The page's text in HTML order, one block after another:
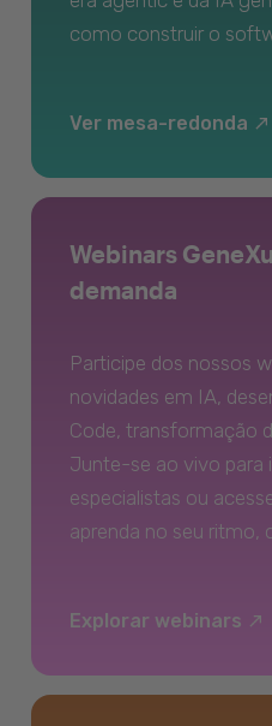
como construir o
Ver mesa-redonda
Webinars
demanda
Participe dos nossos
novidades em IA,
Code, transformação
Junte-se ao vivo para
especialistas ou
aprenda no seu ritmo,
Explorar webinars